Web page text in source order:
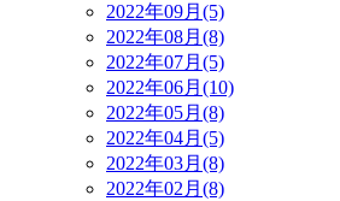
2022年09月(5)
2022年08月(8)
2022年07月(5)
2022年06月(10)
2022年05月(8)
2022年04月(5)
2022年03月(8)
2022年02月(8)